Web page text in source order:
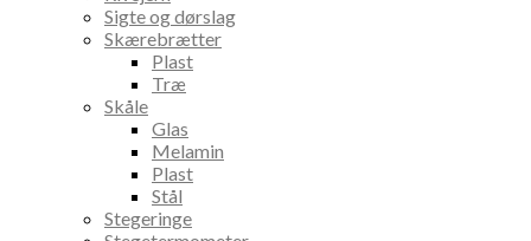
Sigte og dørslag
Skærebrætter
Plast
Træ
Skåle
Glas
Melamin
Plast
Stål
Stegeringe